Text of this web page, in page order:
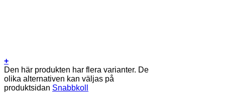
+
Den här produkten har flera varianter. De
olika alternativen kan väljas på
produktsidan Snabbkoll